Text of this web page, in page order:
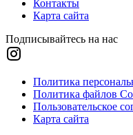
Контакты
Карта сайта
Подписывайтесь на нас
Политика
Политика файлов
Пользовательское
Карта сайта